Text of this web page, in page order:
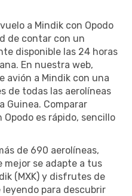
a Mindik con Opodo
de contar con un
disponible las 24 horas
En nuestra web,
avión a Mindik con una
de todas las aerolíneas
Guinea. Comparar
es rápido, sencillo
de 690 aerolíneas,
mejor se adapte a tus
(MXK) y disfrutes de
para descubrir